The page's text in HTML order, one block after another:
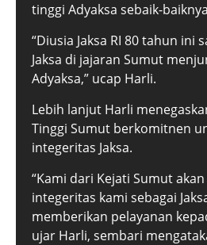
tinggi Adyaksa sebaik-
“Diusia Jaksa RI 80 tahun ini
Jaksa di jajaran Sumut
Adyaksa,” ucap Harli.
Lebih lanjut Harli
Tinggi Sumut berkomitnen
integeritas Jaksa.
“Kami dari Kejati Sumut
integeritas kami sebagai
memberikan pelayanan
ujar Harli, sembari